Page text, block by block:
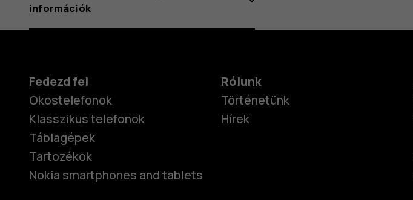
információk
Fedezd fel
Okostelefonok
Klasszikus telefonok
Táblagépek
Tartozékok
Nokia smartphones and tablets
Rólunk
Történetünk
Hírek